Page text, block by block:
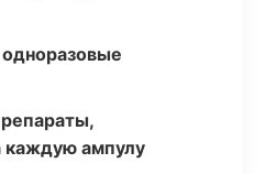
каждую ампулу